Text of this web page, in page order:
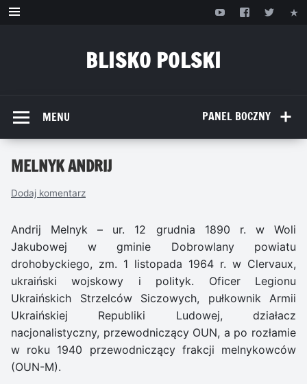
Przejdź
BLISKO POLSKI
PANEL BOCZNY
MENU
MELNYK ANDRIJ
Dodaj komentarz
Andrij Melnyk – ur. 12 grudnia 1890 r. w Woli
Jakubowej w gminie Dobrowlany powiatu
drohobyckiego, zm. 1 listopada 1964 r. w Clervaux,
ukraiński wojskowy i polityk. Oficer Legionu
Ukraińskich Strzelców Siczowych, pułkownik Armii
Ukraińskiej Republiki Ludowej, działacz
nacjonalistyczny, przewodniczący OUN, a po rozłamie
w roku 1940 przewodniczący frakcji melnykowców
(OUN-M).